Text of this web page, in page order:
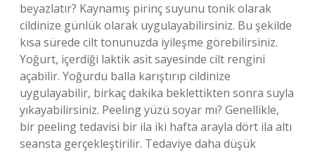
beyazlatır? Kaynamış pirinç suyunu tonik olarak
cildinize günlük olarak uygulayabilirsiniz. Bu şekilde
kısa sürede cilt tonunuzda iyileşme görebilirsiniz.
Yoğurt, içerdiği laktik asit sayesinde cilt rengini
açabilir. Yoğurdu balla karıştırıp cildinize
uygulayabilir, birkaç dakika beklettikten sonra suyla
yıkayabilirsiniz. Peeling yüzü soyar mı? Genellikle,
bir peeling tedavisi bir ila iki hafta arayla dört ila altı
seansta gerçekleştirilir. Tedaviye daha düşük